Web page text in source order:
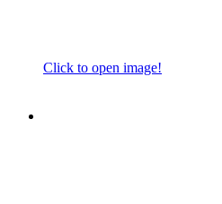
Click to open image!